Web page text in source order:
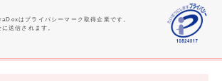
はプライバシーマーク取得企業です。
送信されます。